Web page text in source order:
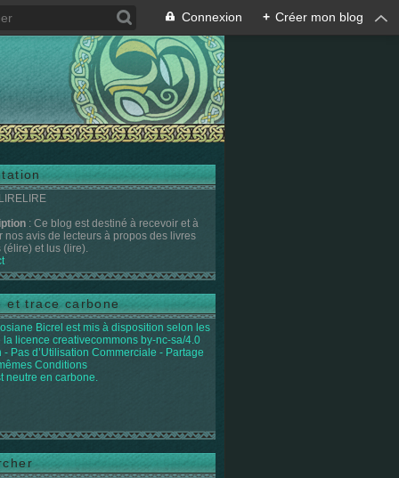
Connexion + Créer mon blog
: Ce blog est destiné à recevoir et à
nos avis de lecteurs à propos des livres
(élire) et lus (lire).
et trace carbone
Bicrel est mis à disposition selon les
la licence creativecommons by-nc-sa/4.0
- Pas d’Utilisation Commerciale - Partage
Conditions
neutre en carbone.